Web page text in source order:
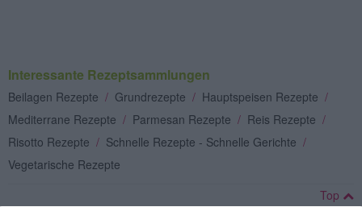
Interessante Rezeptsammlungen
Beilagen Rezepte / Grundrezepte / Hauptspeisen Rezepte /
Mediterrane Rezepte / Parmesan Rezepte / Reis Rezepte /
Risotto Rezepte / Schnelle Rezepte - Schnelle Gerichte /
Vegetarische Rezepte
Top